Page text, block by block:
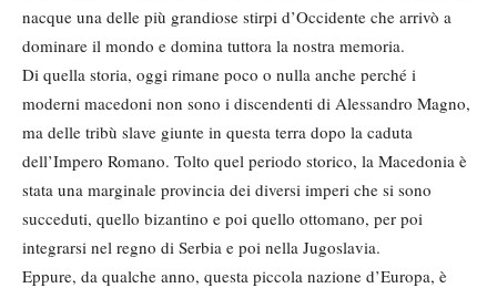
nacque una delle più grandiose stirpi d’Occidente che arrivò a
dominare il mondo e domina tuttora la nostra memoria.
Di quella storia, oggi rimane poco o nulla anche perché i
moderni macedoni non sono i discendenti di Alessandro Magno,
ma delle tribù slave giunte in questa terra dopo la caduta
dell’Impero Romano. Tolto quel periodo storico, la Macedonia è
stata una marginale provincia dei diversi imperi che si sono
succeduti, quello bizantino e poi quello ottomano, per poi
integrarsi nel regno di Serbia e poi nella Jugoslavia.
Eppure, da qualche anno, questa piccola nazione d’Europa, è